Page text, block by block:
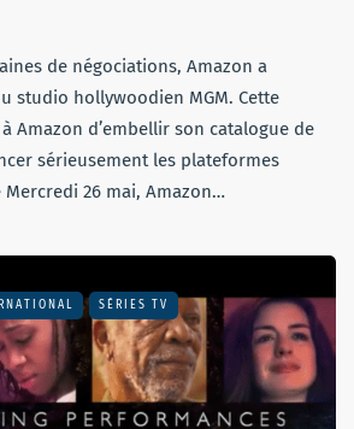
de négociations, Amazon a
studio hollywoodien MGM. Cette
Amazon d’embellir son catalogue de
sérieusement les plateformes
Mercredi 26 mai, Amazon…
SÉRIES TV